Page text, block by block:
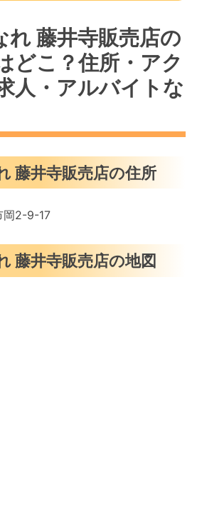
れ 藤井寺販売店の
どこ？住所・アク
人・アルバイトな
藤井寺販売店の住所
岡2-9-17
藤井寺販売店の地図